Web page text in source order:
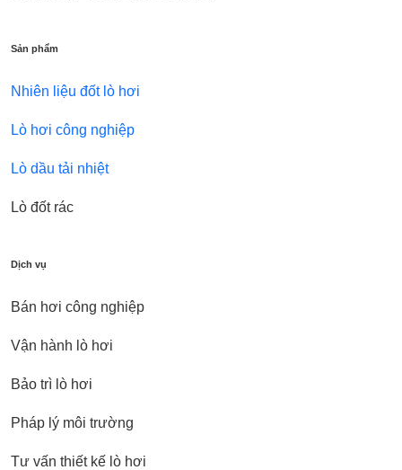
Sản phẩm
Nhiên liệu đốt lò hơi
Lò hơi công nghiệp
Lò dầu tải nhiệt
Lò đốt rác
Dịch vụ
Bán hơi công nghiệp
Vận hành lò hơi
Bảo trì lò hơi
Pháp lý môi trường
Tư vấn thiết kế lò hơi